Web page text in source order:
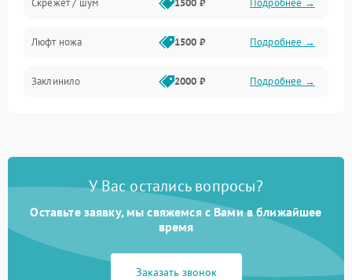
Люфт ножа 1500 ₽ Подробнее →
Заклинило 2000 ₽ Подробнее →
У Вас остались вопросы?
Оставьте заявку, мы свяжемся с Вами в ближайшее
время
Заказать звонок